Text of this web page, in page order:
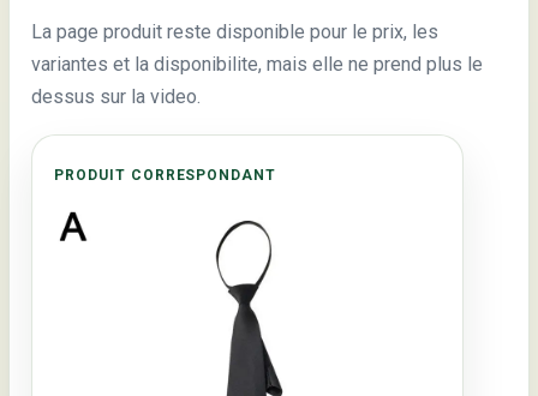
La page produit reste disponible pour le prix, les
variantes et la disponibilite, mais elle ne prend plus le
dessus sur la video.
PRODUIT CORRESPONDANT